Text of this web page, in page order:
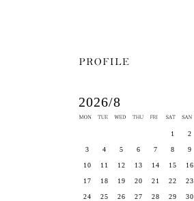
2026/8
1 2
3 4 5 6 7 8 9
10 11 12 13 14 15 16
17 18 19 20 21 22 23
24 25 26 27 28 29 30